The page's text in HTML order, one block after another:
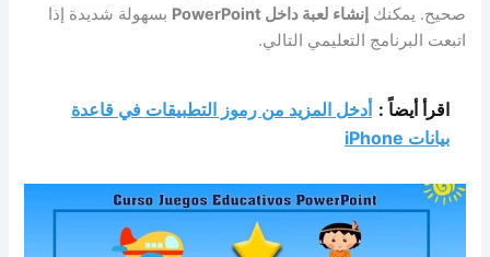
صحيح. يمكنكإنشاء لعبة داخل PowerPoint
بسهولة شديدة إذا
اتبعت البرنامج التعليمي التالي.
اقرأ أيضاً : أدخل المزيد من رموز التطبيقات في قاعدة
بيانات iPhone